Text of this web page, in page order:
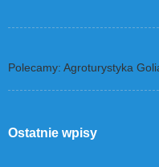
Polecamy: Agroturystyka
Ostatnie wpisy